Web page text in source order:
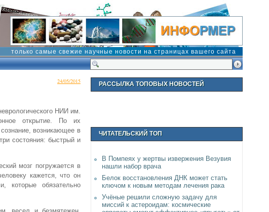
только самые свежие научные новости на страницах вашего сайта
24/05/2015
НИИ им.
открытие. По их
возникающее в
состояния: быстрый и
мозг погружается в
кажется, что он
которые обязательно
РАССЫЛКА ТОПОВЫХ НОВОСТЕЙ
ЧИТАТЕЛЬСКИЙ ТОП
В Помпеях у жертвы извержения Везувия
нашли набор врача
Белок восстановления ДНК может стать
ключом к новым методам лечения рака
Учёные решили сложную задачу для
миссий к астероидам: космические